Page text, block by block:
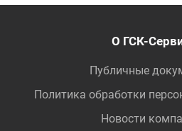
О ГСК-
Публичные
Политика обработки
Новости